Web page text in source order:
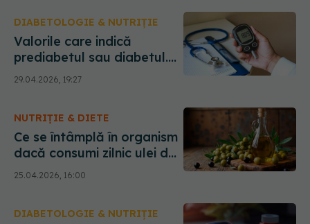
DIABETOLOGIE & NUTRIȚIE
Valorile care indică
prediabetul sau diabetul.
De ce hemoglobina
glicozilată este necesară
familie
29.04.2026, 19:27
NUTRIȚIE & DIETE
Ce se întâmplă în organism
dacă consumi zilnic ulei de
măsline
25.04.2026, 16:00
DIABETOLOGIE & NUTRIȚIE